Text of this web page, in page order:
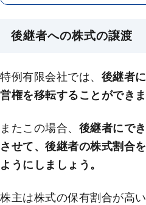
後継者への株式の譲渡
特例有限会社では、 後継者
営権を移転することができま
またこの場合、 後継者にで
させて、後継者の株式割合
ようにしましょう。
株主は株式の保有割合が高